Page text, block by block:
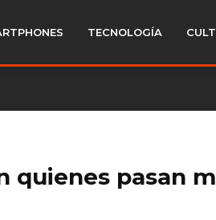
TECNOLOGÍA
quienes pasan